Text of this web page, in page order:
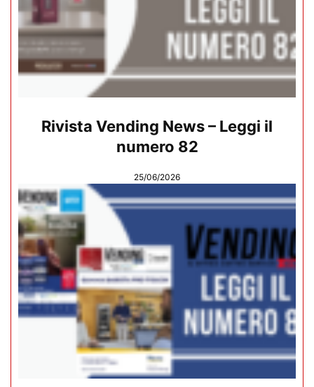
Rivista Vending News – Leggi il
numero 82
25/06/2026